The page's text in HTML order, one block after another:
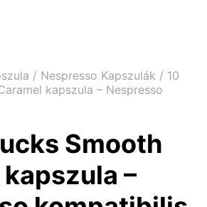
/ Nespresso Kapszulák / 10
kapszula – Nespresso
Smooth
–